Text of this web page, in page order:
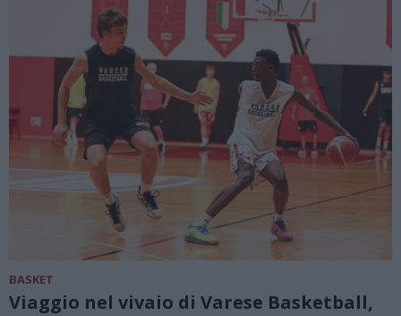
BASKET
Viaggio nel vivaio di Varese Basketball,